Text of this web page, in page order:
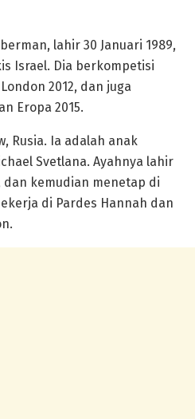
lahir 30 Januari 1989,
Israel. Dia berkompetisi
2012, dan juga
Eropa 2015.
Rusia. Ia adalah anak
Svetlana. Ayahnya lahir
dan kemudian menetap di
di Pardes Hannah dan